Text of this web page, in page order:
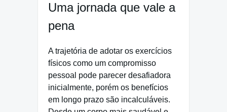
Uma jornada que vale a
pena
A trajetória de adotar os exercícios
físicos como um compromisso
pessoal pode parecer desafiadora
inicialmente, porém os benefícios
em longo prazo são incalculáveis.